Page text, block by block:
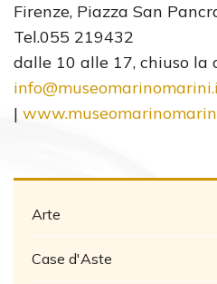
Firenze, Piazza San
Tel.055 219432
dalle 10 alle 17, chiuso la
|
Arte
Case d'Aste